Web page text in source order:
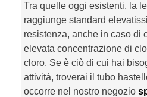
Tra quelle oggi esistenti, la
raggiunge standard
resistenza, anche in caso di
elevata concentrazione di
cloro. Se è ciò di cui hai
attività, troverai il tubo
occorre nel nostro negozio